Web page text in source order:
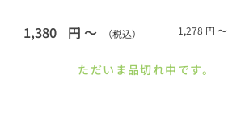
1,380 円 ～ （税込） 1,278 円 ～
ただいま品切れ中です。